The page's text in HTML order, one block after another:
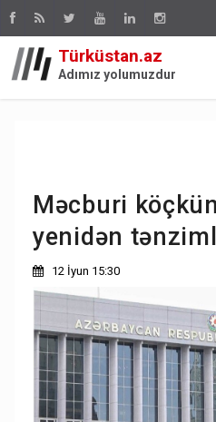
Türküstan.az
Adımız yolumuzdur
Məcburi
yenidən
12 İyun 15:30